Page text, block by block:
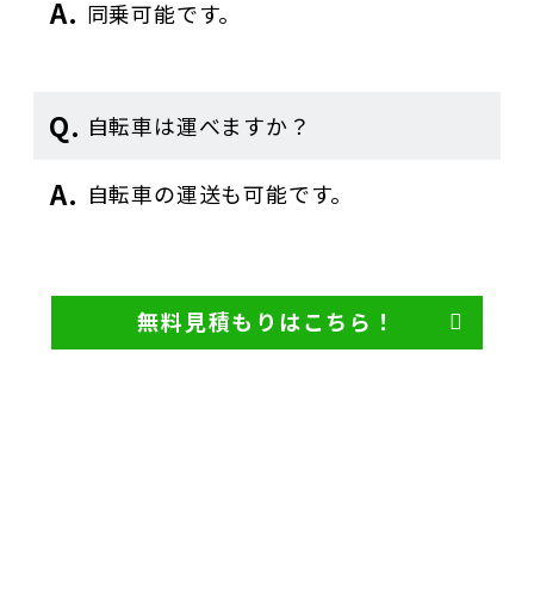
同乗可能です。
自転車は運べますか？
自転車の運送も可能です。
無料見積もりはこちら！